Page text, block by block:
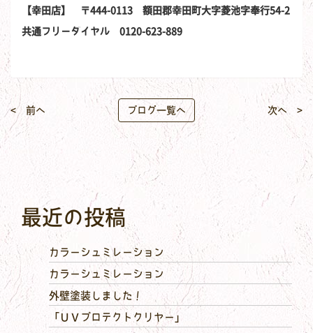
【幸田店】 〒444-0113 額田郡幸田町大字菱池字奉行54-2
共通フリーダイヤル 0120-623-889
< 前へ ブログ一覧へ 次へ >
最近の投稿
カラーシュミレーション
カラーシュミレーション
外壁塗装しました！
「ＵＶプロテクトクリヤー」